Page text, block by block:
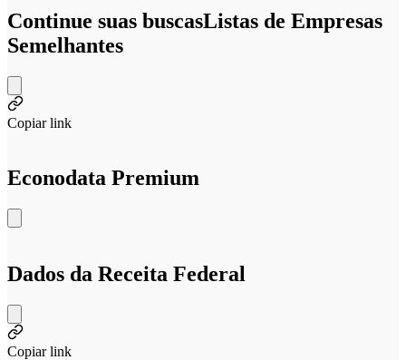
Continue suas buscasListas de Empresas
Semelhantes
Copiar link
Econodata Premium
Dados da Receita Federal
Copiar link